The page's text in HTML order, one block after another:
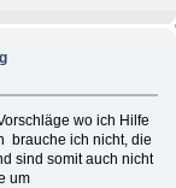
wo ich Hilfe
brauche ich nicht, die
sind somit auch nicht
um